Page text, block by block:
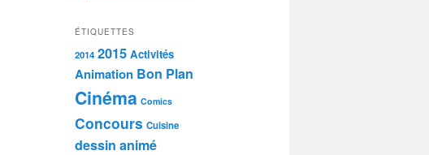
ÉTIQUETTES
2014 2015 Activités
Animation Bon Plan
Cinéma Comics
Concours Cuisine
dessin animé